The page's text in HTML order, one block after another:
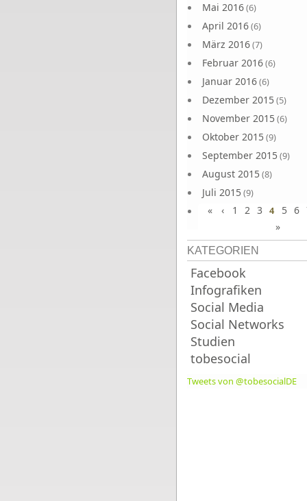
Mai 2016(6)
April 2016(6)
März 2016(7)
Februar 2016(6)
Januar 2016(6)
Dezember 2015(5)
November 2015(6)
Oktober 2015(9)
September 2015(9)
August 2015(8)
Juli 2015(9)
Juni 2015(9)
« ‹ 1 2 3 4 5 6
»
KATEGORIEN
Facebook
Infografiken
Social Media
Social Networks
Studien
tobesocial
Tweets von @tobesocialDE